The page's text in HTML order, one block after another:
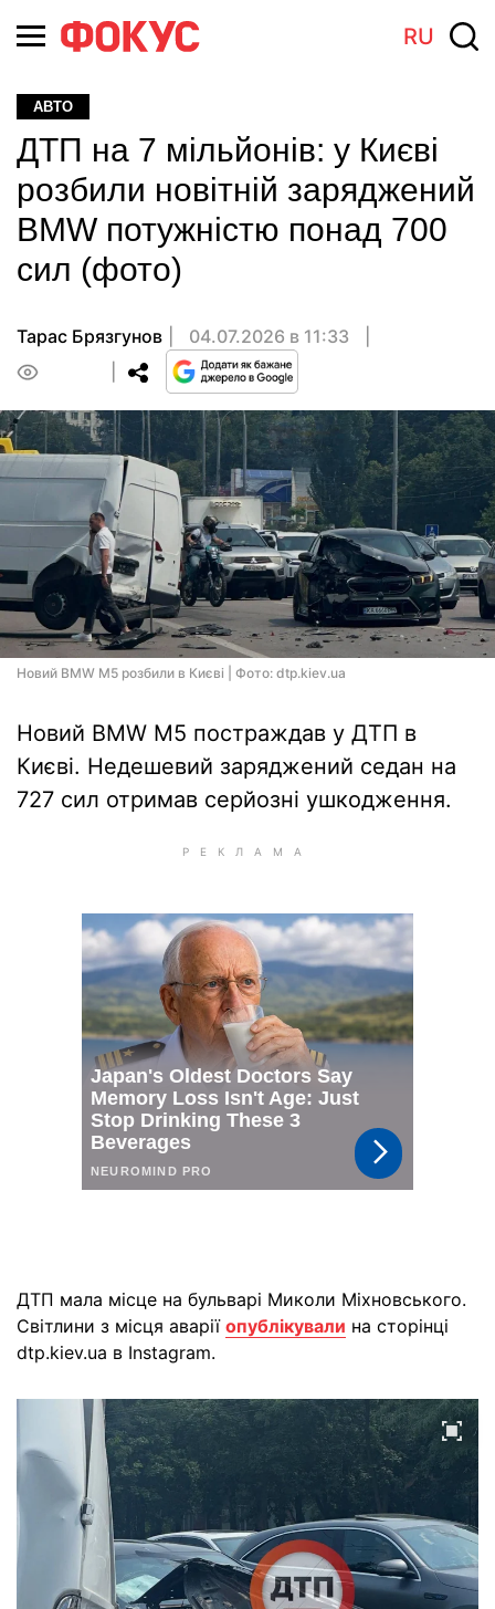
RU
АВТО
ДТП на 7 мільйонів: у Києві
розбили новітній заряджений
BMW потужністю понад 700
сил (фото)
Тарас Брязгунов
04.07.2026 в 11:33
Новий BMW M5 розбили в Києві | Фото: dtp.kiev.ua
Новий BMW M5 постраждав у ДТП в
Києві. Недешевий заряджений седан на
727 сил отримав серйозні ушкодження.
ДТП мала місце на бульварі Миколи Міхновського.
Світлини з місця аварії опублікували на сторінці
dtp.kiev.ua в Instagram.